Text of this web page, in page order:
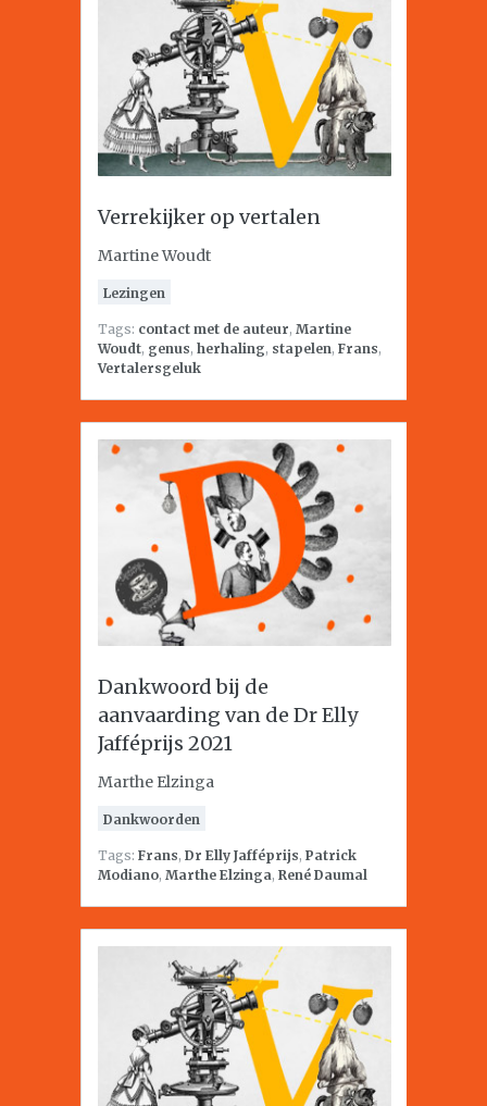
Verrekijker op vertalen
Martine Woudt
Lezingen
Tags: contact met de auteur, Martine
Woudt, genus, herhaling, stapelen, Frans,
Vertalersgeluk
Dankwoord bij de
aanvaarding van de Dr Elly
Jafféprijs 2021
Marthe Elzinga
Dankwoorden
Tags: Frans, Dr Elly Jafféprijs, Patrick
Modiano, Marthe Elzinga, René Daumal